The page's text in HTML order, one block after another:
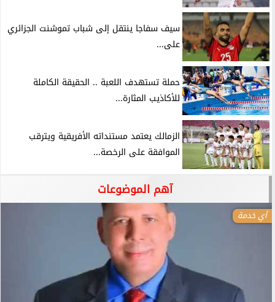
سيف سفاجا ينتقل إلى شباب تموشنت الجزائري
على...
حملة تستهدف اللعبة .. الحقيقة الكاملة
للأكاذيب المثارة...
الزمالك يعتمد مستنداته الأفريقية ويترقب
الموافقة على الرخصة...
آهم الموضوعات
أي خدمة